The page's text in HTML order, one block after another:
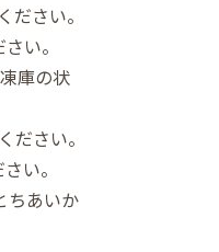
さい。
い。
庫の状
ださい。
い。
ちあいか